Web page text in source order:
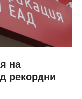
на
рекордни